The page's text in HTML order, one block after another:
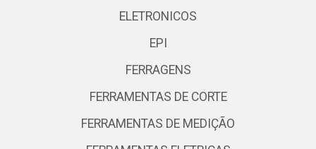
ELETRONICOS
EPI
FERRAGENS
FERRAMENTAS DE CORTE
FERRAMENTAS DE MEDIÇÃO